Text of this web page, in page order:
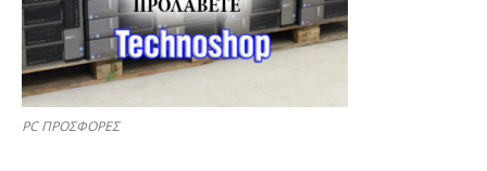
PC ΠΡΟΣΦΟΡΕΣ